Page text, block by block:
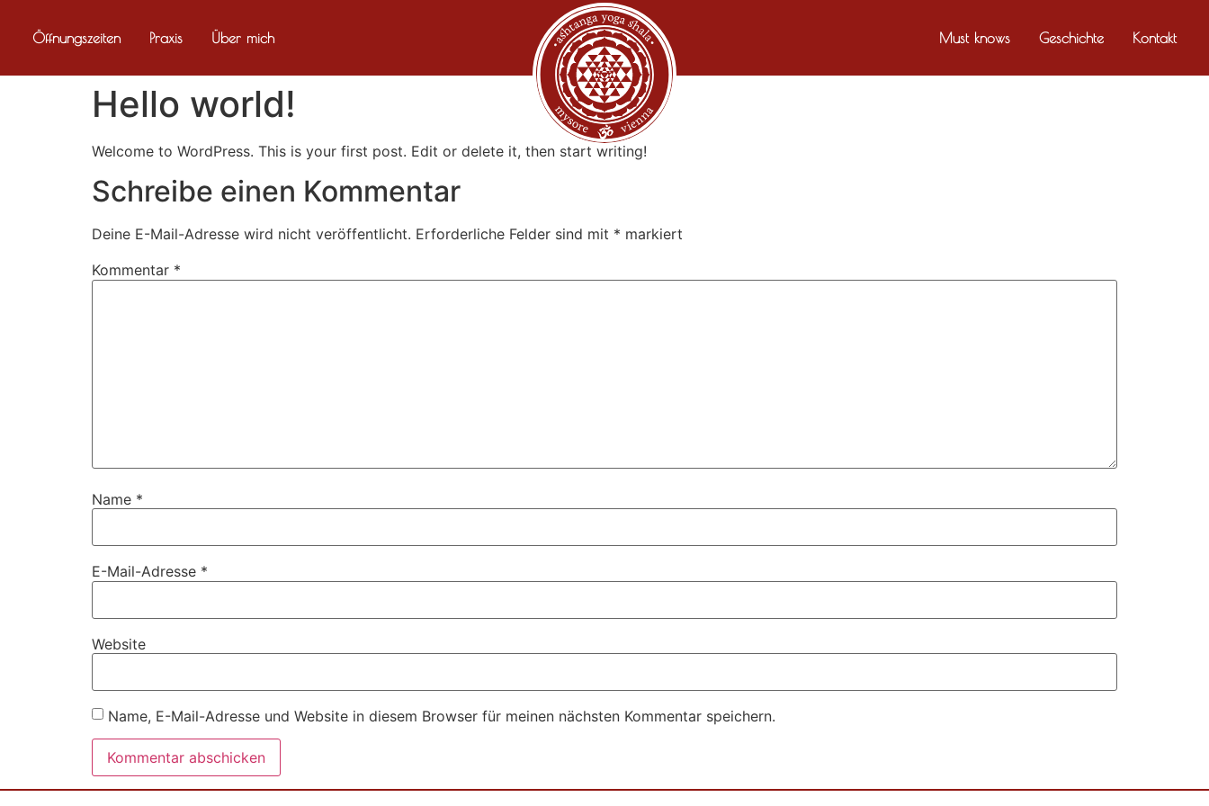
Öffnungszeiten Praxis Über mich Must knows Geschichte Kontakt
Hello world!
Welcome to WordPress. This is your first post. Edit or delete it, then start writing!
Schreibe einen Kommentar
Deine E-Mail-Adresse wird nicht veröffentlicht. Erforderliche Felder sind mit * markiert
Kommentar *
Name *
E-Mail-Adresse *
Website
Name, E-Mail-Adresse und Website in diesem Browser für meinen nächsten Kommentar speichern.